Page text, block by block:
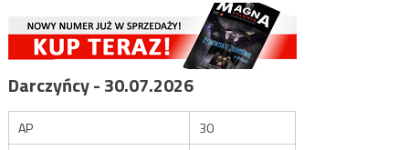
Darczyńcy - 30.07.2026
AP
30